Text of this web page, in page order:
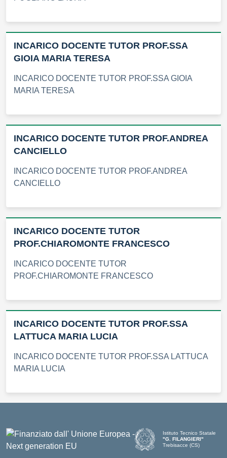
INCARICO DOCENTE TUTOR PROF.SSA
GIOIA MARIA TERESA
INCARICO DOCENTE TUTOR PROF.SSA GIOIA
MARIA TERESA
INCARICO DOCENTE TUTOR PROF.ANDREA
CANCIELLO
INCARICO DOCENTE TUTOR PROF.ANDREA
CANCIELLO
INCARICO DOCENTE TUTOR
PROF.CHIAROMONTE FRANCESCO
INCARICO DOCENTE TUTOR
PROF.CHIAROMONTE FRANCESCO
INCARICO DOCENTE TUTOR PROF.SSA
LATTUCA MARIA LUCIA
INCARICO DOCENTE TUTOR PROF.SSA LATTUCA
MARIA LUCIA
Istituto Tecnico Statale
"G. FILANGIERI"
Trebisacce (CS)